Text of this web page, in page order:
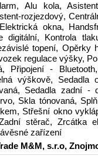
Alu kola,
rozjezdový,
okna,
digitální, Kontrola
topení, Opěrky
regulace výšky,
Připojení -
výškově, Sedadla
Sedadla zadní -
Skla tónovaná,
Střešní okno
stěrač, Zrcátka
zařízení
M&M, s.r.o,